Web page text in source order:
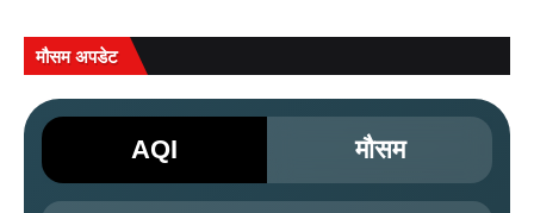
मौसम अपडेट
AQI मौसम